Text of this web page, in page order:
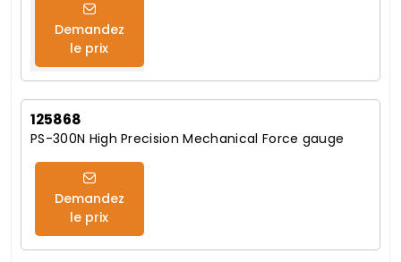
Demandez
le prix
125868
PS-300N High Precision Mechanical Force gauge
Demandez
le prix